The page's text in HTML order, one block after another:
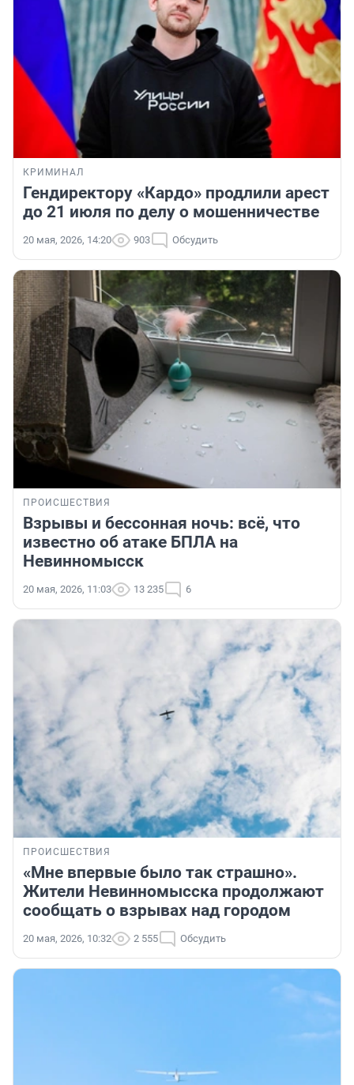
КРИМИНАЛ
Гендиректору «Кардо» продлили арест
до 21 июля по делу о мошенничестве
20 мая, 2026, 14:20 903 Обсудить
ПРОИСШЕСТВИЯ
Взрывы и бессонная ночь: всё, что
известно об атаке БПЛА на
Невинномысск
20 мая, 2026, 11:03 13 235 6
ПРОИСШЕСТВИЯ
«Мне впервые было так страшно».
Жители Невинномысска продолжают
сообщать о взрывах над городом
20 мая, 2026, 10:32 2 555 Обсудить